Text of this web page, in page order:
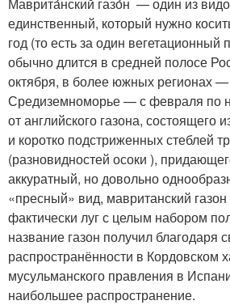
единственный, который нужно
год (то есть за один вегетационный
обычно длится в средней полосе
октября, в более южных регионах —
Средиземноморье — с февраля по
от английского газона, состоящего
и коротко подстриженных стеблей
(разновидностей осоки ),
аккуратный, но довольно
«пресный» вид, мавританский
фактически луг с целым набором
название газон получил благодаря
распространённости в Кордовском
мусульманского правления в
наибольшее распространение.